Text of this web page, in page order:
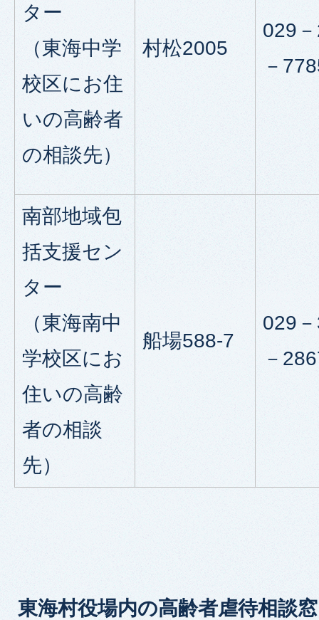
ター
（東海中学
校区にお住
いの高齢者
の相談先）
村松2005
029
－
南部地域包
括支援セン
ター
（東海南中
学校区にお
住いの高齢
者の相談
先）
船場588-7
029
－
東海村役場内の高齢者虐待相談